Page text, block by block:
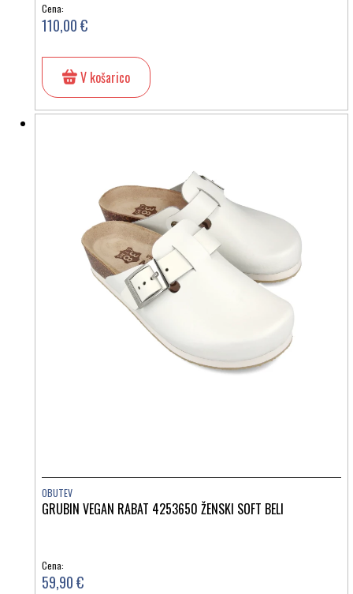
Cena:
110,00 €
V košarico
OBUTEV
GRUBIN VEGAN RABAT 4253650 ŽENSKI SOFT BELI
Cena:
59,90 €